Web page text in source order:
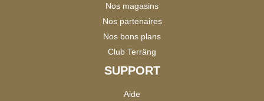
Nos magasins
Nos partenaires
Nos bons plans
Club Terräng
SUPPORT
Aide